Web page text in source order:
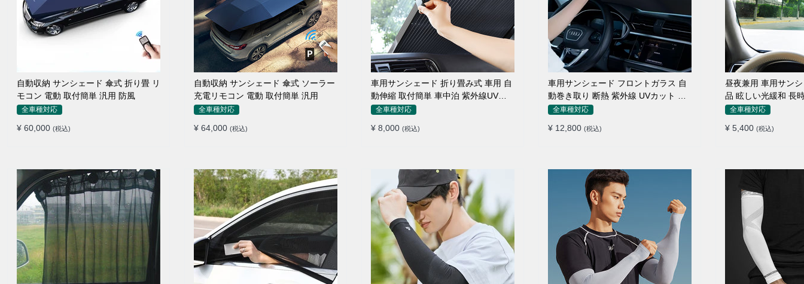
自動収納 サンシェード 傘式 折り畳 リ
モコン 電動 取付簡単 汎用 防風
全車種対応
¥ 60,000 (税込)
自動収納 サンシェード 傘式 ソーラー
充電リモコン 電動 取付簡単 汎用
全車種対応
¥ 64,000 (税込)
車用サンシェード 折り畳み式 車用 自
動伸縮 取付簡単 車中泊 紫外線UVカ
ット 仮眠 断熱
全車種対応
¥ 8,000 (税込)
車用サンシェード フロントガラス 自
動巻き取り 断熱 紫外線 UVカット 取
付収納便利
全車種対応
¥ 12,800 (税込)
昼夜兼用 車用サン
品 眩しい光緩和 長
素材
全車種対応
¥ 5,400 (税込)